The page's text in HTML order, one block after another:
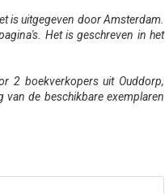
is uitgegeven door Amsterdam.
Het is geschreven in het
2 boekverkopers uit Ouddorp,
de beschikbare exemplaren